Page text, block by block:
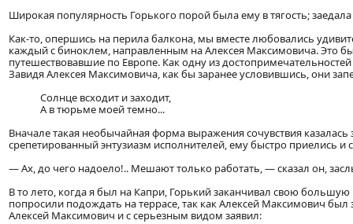
Широкая популярность Горького порой была ему в тягость;
Как-то, опершись на перила балкона, мы вместе любовались
каждый с биноклем, направленным на Алексея Максимовича. Это
путешествовавшие по Европе. Как одну из
Завидя Алексея Максимовича, как бы заранее условившись, они
Солнце всходит и заходит,
А в тюрьме моей темно...
Вначале такая необычайная форма выражения сочувствия
срепетированный энтузиазм исполнителей, ему быстро приелись и
— Ах, до чего надоело!.. Мешают только работать, — сказал он,
В то лето, когда я был на Капри, Горький заканчивал свою
попросили подождать на террасе, так как Алексей Максимович
Алексей Максимович и с серьезным видом заявил: